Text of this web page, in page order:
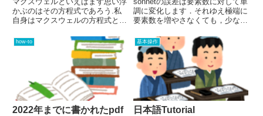
かぶのはその方程式であろう.私
自身はマクスウェルの方程式と関
が，研究生活の全てを彼の方程式
と共に送っている研究者は数多く
存在する. だが私達はマクスウェ
ルその人の何を知っているだろ...
調に変化します．それゆえ極端に
要素数を増やさなくても，少ない
の予測が可能です．この文書は米
国ソネット社の Error
Convergence in Sonnetの日本語
訳 で...
how-to
2022年までに書かれたpdf
基本操作
日本語Tutorial